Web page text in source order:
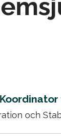
och